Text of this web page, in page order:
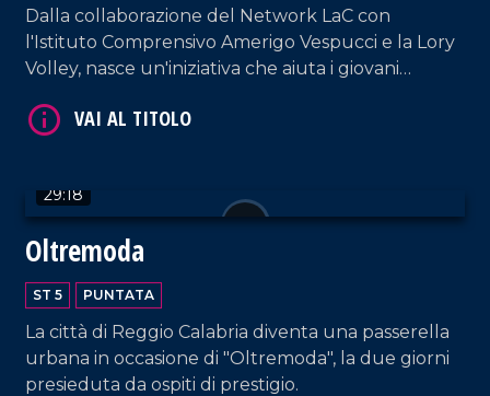
Dalla collaborazione del Network LaC con
l'Istituto Comprensivo Amerigo Vespucci e la Lory
Volley, nasce un'iniziativa che aiuta i giovani
Solidarietà. Il PalaSport di Pizzo diventa, così,
Restaurant di Falerna.
29:18
Oltremoda
ST 5 PUNTATA
La città di Reggio Calabria diventa una passerella
urbana in occasione di "Oltremoda", la due giorni
presieduta da ospiti di prestigio.
VAI AL TITOLO